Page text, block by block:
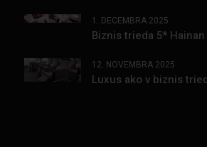
1. DECEMBRA 2025
Biznis trieda 5*
12. NOVEMBRA 2025
Luxus ako v biznis